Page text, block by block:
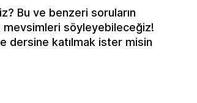
Bu ve benzeri soruların
mevsimleri söyleyebileceğiz!
dersine katılmak ister misin